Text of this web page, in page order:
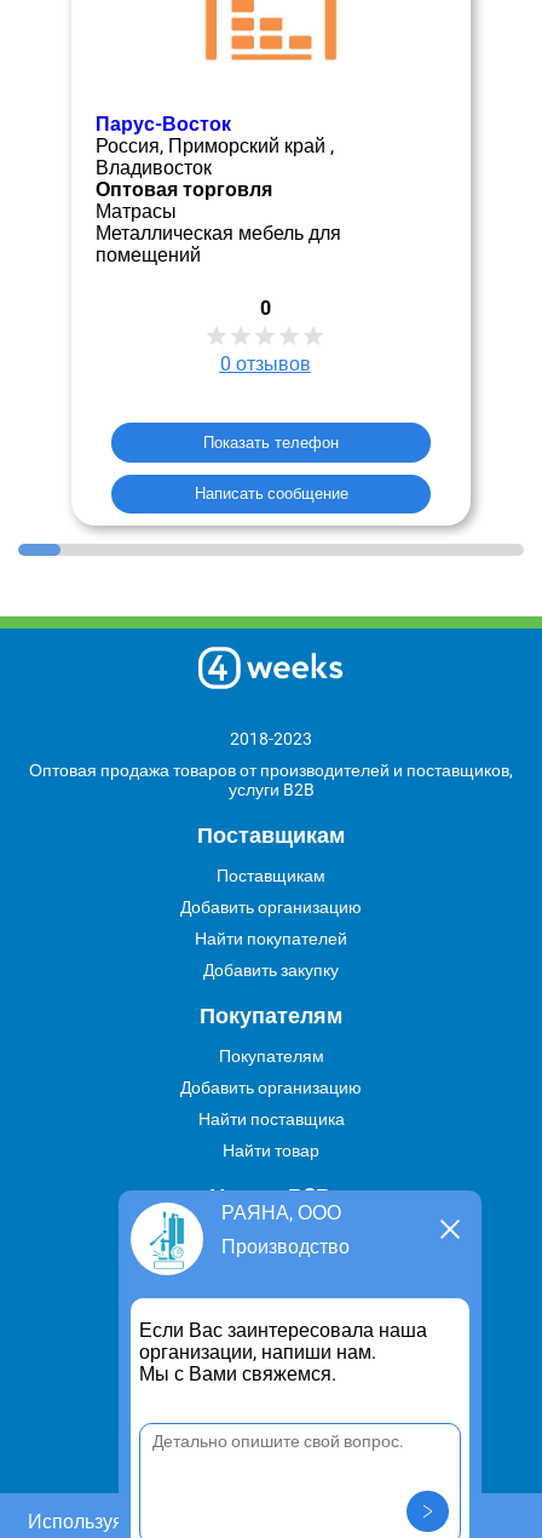
Парус-Восток
Россия, Приморский край ,
Владивосток
Оптовая торговля
Матрасы
Металлическая мебель для
помещений
0
0 отзывов
Показать телефон
Написать сообщение
РАЯНА, ООО
Производство
Если Вас заинтересовала наша
организации, напиши нам.
Мы с Вами свяжемся.
Используя этот сайт, Вы даете согласие на
2018-2023
Оптовая продажа товаров от производителей и поставщиков,
услуги B2B
Поставщикам
Поставщикам
Добавить организацию
Найти покупателей
Добавить закупку
Покупателям
Покупателям
Добавить организацию
Найти поставщика
Найти товар
Услуги В2В
Найти услугу
Предложить свою услугу
Дропшиппинг
Транспортные услуги
Информация
Политика конфиденциальности